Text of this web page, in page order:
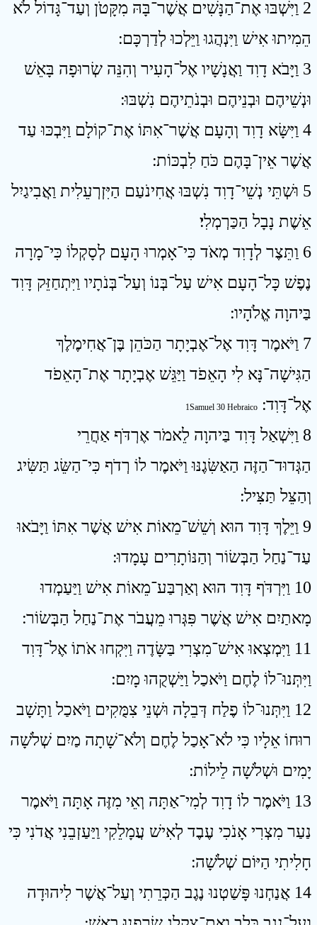
2 וַיִּשְׁבּוּ אֶת־הַנָּשִׁים אֲשֶׁר־בָּהּ מִקָּטֹן וְעַד־גָּדוֹל לֹא
הֵמִיתוּ אִישׁ וַיִּנְהֲגוּ וַיֵּלְכוּ לְדַרְכָּם ׃
3 וַיָּבֹא דָוִד וַאֲנָשָׁיו אֶל־הָעִיר וְהִנֵּה שְׂרוּפָה בָּאֵשׁ
וּנְשֵׁיהֶם וּבְנֵיהֶם וּבְנֹתֵיהֶם נִשְׁבּוּ ׃
4 וַיִּשָּׂא דָוִד וְהָעָם אֲשֶׁר־אִתּוֹ אֶת־קוֹלָם וַיִּבְכּוּ עַד
אֲשֶׁר אֵין־בָּהֶם כֹּחַ לִבְכּוֹת ׃
5 וּשְׁתֵּי נְשֵׁי־דָוִד נִשְׁבּוּ אֲחִינֹעַם הַיִּזְרְעֵלִית וַאֲבִיגַיִל
אֵשֶׁת נָבָל הַכַּרְמְלִי׃
6 וַתֵּצֶר לְדָוִד מְאֹד כִּי־אָמְרוּ הָעָם לְסָקְלוֹ כִּי־מָרָה
נֶפֶשׁ כָּל־הָעָם אִישׁ עַל־בְּנוֹ וְעַל־בְּנֹתָיו וַיִּתְחַזֵּק דָּוִד
בַּיהוָה אֱלֹהָיו ׃
7 וַיֹּאמֶר דָּוִד אֶל־אֶבְיָתָר הַכֹּהֵן בֶּן־אֲחִימֶלֶךְ
הַגִּישָׁה־נָּא לִי הָאֵפֹד וַיַּגֵּשׁ אֶבְיָתָר אֶת־הָאֵפֹד
אֶל־דָּוִד ׃ 1Samuel 30 Hebraico
8 וַיִּשְׁאַל דָּוִד בַּיהוָה לֵאמֹר אֶרְדֹּף אַחֲרֵי
הַגְּדוּד־הַזֶּה הַאַשִּׂגֶנּוּ וַיֹּאמֶר לוֹ רְדֹף כִּי־הַשֵּׂג תַּשִּׂיג
וְהַצֵּל תַּצִּיל ׃
9 וַיֵּלֶךְ דָּוִד הוּא וְשֵׁשׁ־מֵאוֹת אִישׁ אֲשֶׁר אִתּוֹ וַיָּבֹאוּ
עַד־נַחַל הַבְּשׂוֹר וְהַנּוֹתָרִים עָמָדוּ ׃
10 וַיִּרְדֹּף דָּוִד הוּא וְאַרְבַּע־מֵאוֹת אִישׁ וַיַּעַמְדוּ
מָאתַיִם אִישׁ אֲשֶׁר פִּגְּרוּ מֵעֲבֹר אֶת־נַחַל הַבְּשׂוֹר ׃
11 וַיִּמְצְאוּ אִישׁ־מִצְרִי בַּשָּׂדֶה וַיִּקְחוּ אֹתוֹ אֶל־דָּוִד
וַיִּתְּנוּ־לוֹ לֶחֶם וַיֹּאכַל וַיַּשְׁקֻהוּ מָיִם ׃
12 וַיִּתְּנוּ־לוֹ פֶלַח דְּבֵלָה וּשְׁנֵי צִמֻּקִים וַיֹּאכַל וַתָּשָׁב
רוּחוֹ אֵלָיו כִּי לֹא־אָכַל לֶחֶם וְלֹא־שָׁתָה מַיִם שְׁלֹשָׁה
יָמִים וּשְׁלֹשָׁה לֵילוֹת ׃
13 וַיֹּאמֶר לוֹ דָוִד לְמִי־אַתָּה וְאֵי מִזֶּה אָתָּה וַיֹּאמֶר
נַעַר מִצְרִי אָנֹכִי עֶבֶד לְאִישׁ עֲמָלֵקִי וַיַּעַזְבֵנִי אֲדֹנִי כִּי
חָלִיתִי הַיּוֹם שְׁלֹשָׁה ׃
14 אֲנַחְנוּ פָּשַׁטְנוּ נֶגֶב הַכְּרֵתִי וְעַל־אֲשֶׁר לִיהוּדָה